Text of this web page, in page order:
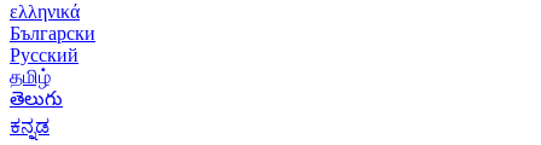
ελληνικά
Български
Русский
தமிழ்
తెలుగు
ಕನ್ನಡ